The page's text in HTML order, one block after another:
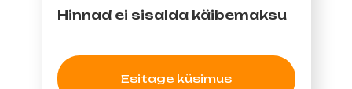
Hinnad ei sisalda käibemaksu
Esitage küsimus